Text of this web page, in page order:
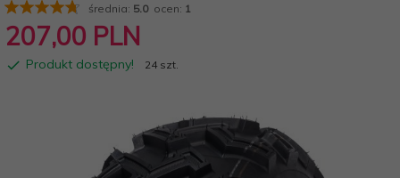
średnia: 5.0ocen: 1
207,00 PLN
Produkt dostępny! 24 szt.